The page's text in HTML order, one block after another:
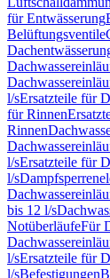
für Entwässerung
Belüftungsventile
l/sErsatzteile für
für Rinnen
Rinnen
l/sErsatzteile für
l/s
bis 12 l/s
NotüberläufeFür
l/sErsatzteile für
l/sBefestigungen